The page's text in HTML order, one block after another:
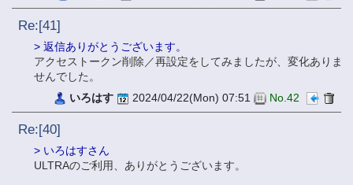
Re:[41]
> 返信ありがとうございます。
アクセストークン削除／再設定をしてみましたが、変化ありま
せんでした。
いろはす
2024/04/22(Mon) 07:51 No.42
Re:[40]
> いろはすさん
ULTRAのご利用、ありがとうございます。